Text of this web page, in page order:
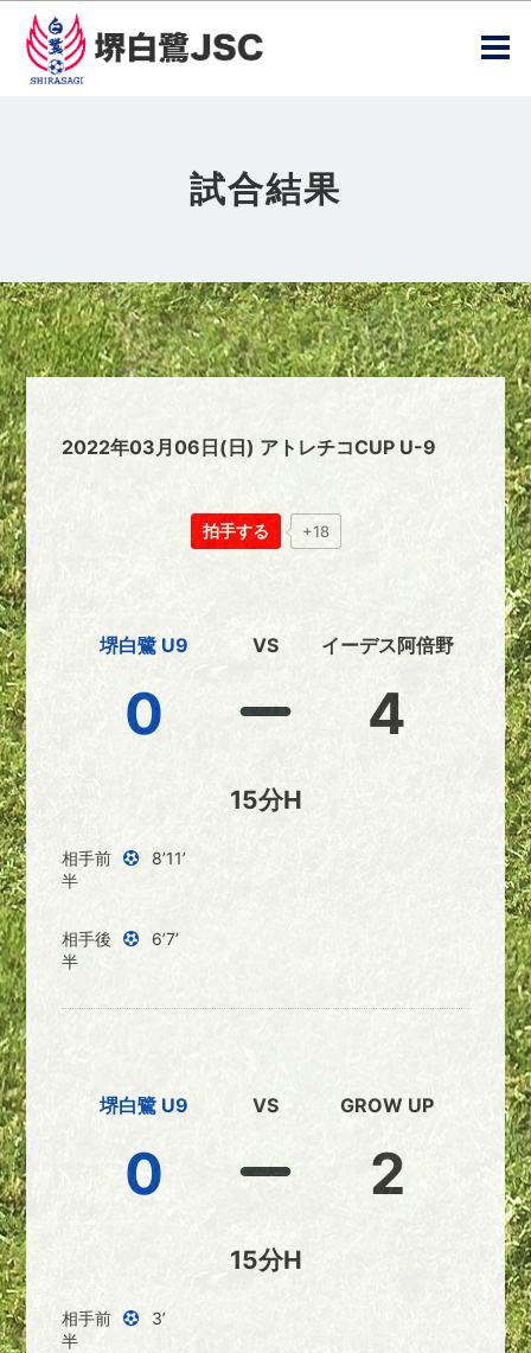
試合結果
2022年03月06日(日) アトレチコCUP U-9
拍手する +18
堺白鷺 U9
0
VS イーデス阿倍野
4
15分H
相手前
半
8’11’
相手後
半
6’7’
堺白鷺 U9
0
VS GROW UP
2
15分H
相手前
半
3’